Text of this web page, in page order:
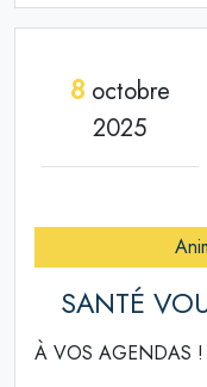
8octobre
2025
SANTÉ
À VOS AGENDAS !